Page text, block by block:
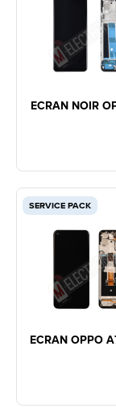
ECRAN NOIR
SERVICE PACK
ECRAN OPPO